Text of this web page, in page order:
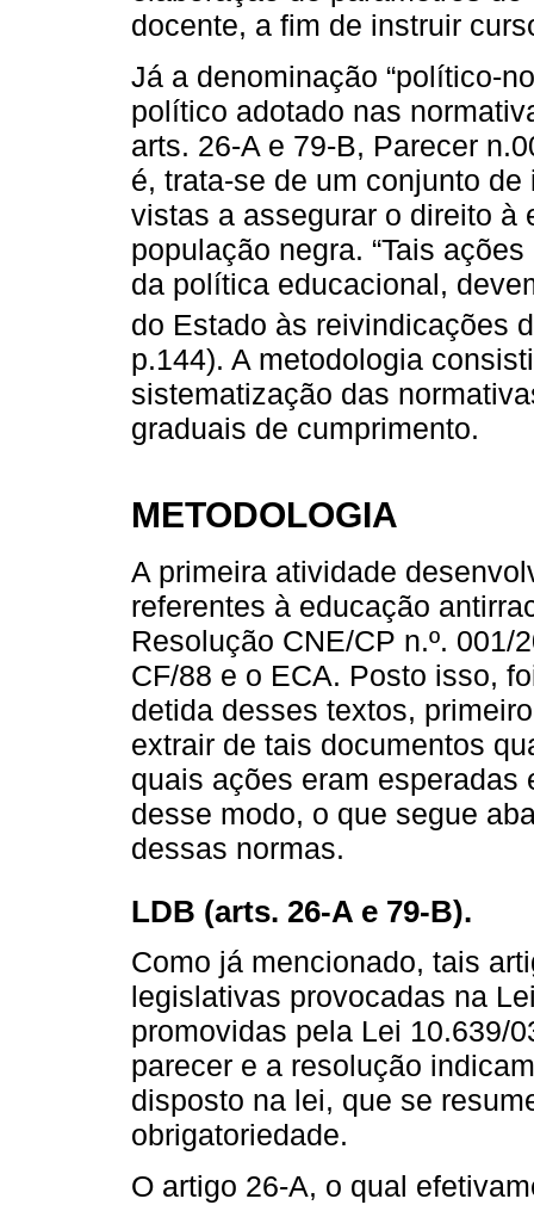
docente, a fim de instruir
Já a denominação “político-
político adotado nas
arts. 26-A e 79-B, Parecer
é, trata-se de um conjunto
vistas a assegurar o direito à
população negra. “Tais
da política educacional,
do Estado às reivindicações
p.144). A metodologia
sistematização das
graduais de cumprimento.
METODOLOGIA
A primeira atividade
referentes à educação
Resolução CNE/CP n.º. 001/
CF/88 e o ECA. Posto isso,
detida desses textos,
extrair de tais documentos
quais ações eram
desse modo, o que segue
dessas normas.
LDB (arts. 26-A e 79-B).
Como já mencionado, tais
legislativas provocadas na
promovidas pela Lei 10.639/
parecer e a resolução
disposto na lei, que se
obrigatoriedade.
O artigo 26-A, o qual